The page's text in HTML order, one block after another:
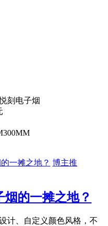
刻电子烟
300MM
博主推
的一摊之地？
计、自定义颜色风格，不